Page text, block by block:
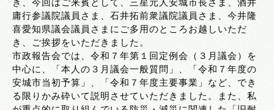
庸行参議院議員さま、石井拓前衆議院議員さま、今井隆
喜愛知県議会議員さまにご多用のところお越しいただ
き、ご挨拶をいただきました。
市政報告会では、令和７年第１回定例会（３月議会）を
中心に、「本人の３月議会一般質問」、「令和７年度の
安城市当初予算」、「令和７年度主要事業」など、でき
る限りかみ砕いて説明させていただきました。また、私